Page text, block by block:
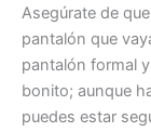
Asegúrate de
pantalón que
pantalón formal
bonito; aunque
puedes estar